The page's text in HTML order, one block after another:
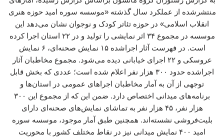
منتشرشده از عملکرد سال گذشته «موسسه سوره امید حوزه هنری
انقلاب اسلامی» در حوزه تئاتر کودک و نوجوان نشان می‌دهد این
موسسه در مجموع ۳۴ اثر نمایشی را تولید و در ۲۲ استان اجرا کرده
است. در فهرست آثار اجراشده ۱۵ نمایش صحنه‌ای، ۶ نمایش
عروسکی و ۲۲ اجرای خیابانی دیده می‌شود. مجموع مخاطبان آثار
اجراشده حدود ۳۰۰ هزار نفر اعلام شده است؛ عددی که بخش قابل
توجهی از آن به آمار مخاطبان اجراهای عمومی در استان‌ها و
برنامه‌های میدانی اختصاص دارد. ضمن این که از مجموع این ۳۰۰
هزار نفر، ۴۵ هزار نفر به تماشای نمایش‌های صحنه‌ای دارای
بلیت‌فروشی نشسته‌اند. همچنین طبق آمار موجود، موسسه سوره
امید ۴۰۰ نمایش میدانی نیز در نقاط مختلف کشور با محوریت